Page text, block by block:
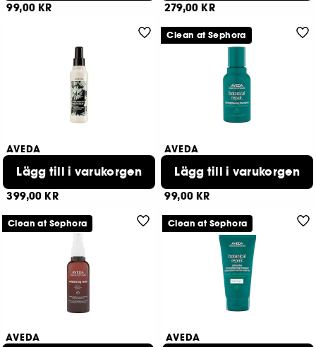
99,00 KR 279,00 KR
AVEDA
Volumizing Blowout Spray
399,00 KR
Lägg till i varukorgen
AVEDA
Shampoo
99,00 KR
Lägg till i varukorgen
Clean at Sephora
AVEDA
Clean at Sephora
AVEDA
Clean at Sephora